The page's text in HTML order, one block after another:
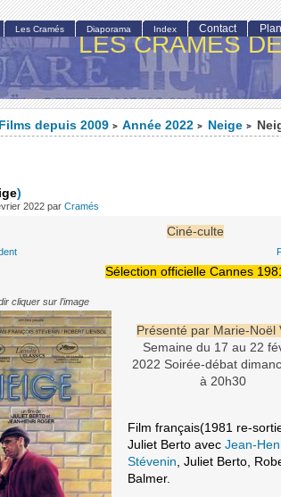
LES CRAMÉS
Films depuis 2009 > Année 2022 > Neige >
)
2022 par Cramés
Ciné-culte
Sélection officielle Cannes 1981
cliquer sur l’image
Présenté par Marie-Noël
Semaine du 17 au 22
2022 Soirée-débat
à 20h30
Film français(1981 re-
Juliet Berto avec Jean-
Stévenin, Juliet Berto,
Balmer.
Les Cramés Diaporama Index Contact